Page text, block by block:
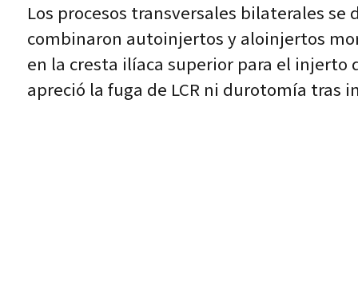
Los procesos transversales bilaterales
combinaron autoinjertos y aloinjertos
en la cresta ilíaca superior para el injerto
apreció la fuga de LCR ni durotomía tras